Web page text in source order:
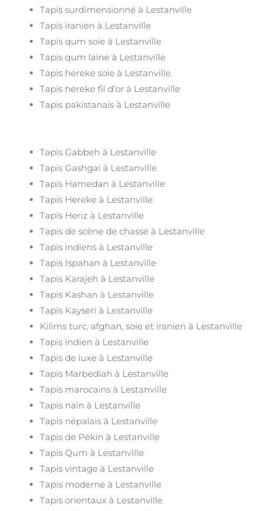
Tapis surdimensionné à Lestanville
Tapis iranien à Lestanville
Tapis qum soie à Lestanville
Tapis qum laine à Lestanville
Tapis hereke soie à Lestanville
Tapis hereke fil d’or à Lestanville
Tapis pakistanais à Lestanville
Tapis Gabbeh à Lestanville
Tapis Gashgai à Lestanville
Tapis Hamedan à Lestanville
Tapis Hereke à Lestanville
Tapis Heriz à Lestanville
Tapis de scène de chasse à Lestanville
Tapis indiens à Lestanville
Tapis Ispahan à Lestanville
Tapis Karajeh à Lestanville
Tapis Kashan à Lestanville
Tapis Kayseri à Lestanville
Kilims turc, afghan, soie et iranien à Lestanville
Tapis indien à Lestanville
Tapis de luxe à Lestanville
Tapis Marbediah à Lestanville
Tapis marocains à Lestanville
Tapis nain à Lestanville
Tapis népalais à Lestanville
Tapis de Pékin à Lestanville
Tapis Qum à Lestanville
Tapis vintage à Lestanville
Tapis moderne à Lestanville
Tapis orientaux à Lestanville